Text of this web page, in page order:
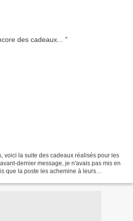
voici la suite des cadeaux réalisés pour les
dernier message, je n'avais pas mis en
que la poste les achemine à leurs